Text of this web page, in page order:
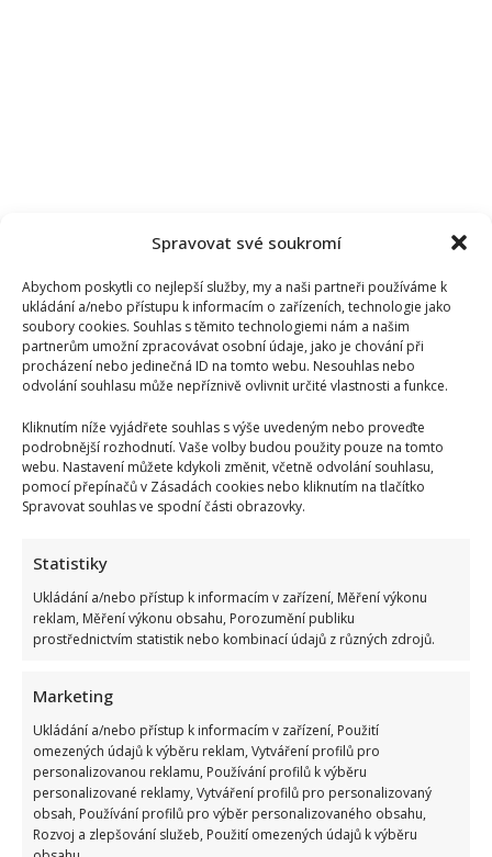
Spravovat své soukromí
Abychom poskytli co nejlepší služby, my a naši partneři používáme k
ukládání a/nebo přístupu k informacím o zařízeních, technologie jako
soubory cookies. Souhlas s těmito technologiemi nám a našim
partnerům umožní zpracovávat osobní údaje, jako je chování při
procházení nebo jedinečná ID na tomto webu. Nesouhlas nebo
odvolání souhlasu může nepříznivě ovlivnit určité vlastnosti a funkce.
Kliknutím níže vyjádřete souhlas s výše uvedeným nebo proveďte
podrobnější rozhodnutí. Vaše volby budou použity pouze na tomto
webu. Nastavení můžete kdykoli změnit, včetně odvolání souhlasu,
pomocí přepínačů v Zásadách cookies nebo kliknutím na tlačítko
Spravovat souhlas ve spodní části obrazovky.
Statistiky
Ukládání a/nebo přístup k informacím v zařízení, Měření výkonu
reklam, Měření výkonu obsahu, Porozumění publiku
prostřednictvím statistik nebo kombinací údajů z různých zdrojů.
Marketing
Ukládání a/nebo přístup k informacím v zařízení, Použití
omezených údajů k výběru reklam, Vytváření profilů pro
personalizovanou reklamu, Používání profilů k výběru
personalizované reklamy, Vytváření profilů pro personalizovaný
obsah, Používání profilů pro výběr personalizovaného obsahu,
Rozvoj a zlepšování služeb, Použití omezených údajů k výběru